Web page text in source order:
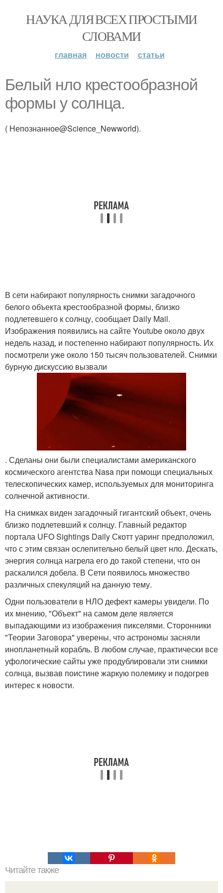
НАУКА ДЛЯ ВСЕХ ПРОСТЫМИ
СЛОВАМИ
главная новости статьи
Белый нло крестообразной
формы у солнца.
( Непознанное@Science_Newworld).
В сети набирают популярность снимки загадочного
белого объекта крестообразной формы, близко
подлетевшего к солнцу, сообщает Daily Mail.
Изображения появились на сайте Youtube около двух
недель назад, и постепенно набирают популярность. Их
посмотрели уже около 150 тысяч пользователей. Снимки
бурную дискуссию вызвали
. Сделаны они были специалистами американского
космического агентства Nasa при помощи специальных
телескопических камер, используемых для мониторинга
солнечной активности.
На снимках виден загадочный гигантский объект, очень
близко подлетевший к солнцу. Главный редактор
портала UFO Sightings Daily Скотт уаринг предположил,
что с этим связан ослепительно белый цвет нло. Дескать,
энергия солнца нагрела его до такой степени, что он
раскалился добела. В Сети появилось множество
различных спекуляций на данную тему.
Одни пользователи в НЛО дефект камеры увидели. По
их мнению, "Объект" на самом деле является
выпадающими из изображения пикселями. Сторонники
"Теории Заговора" уверены, что астрономы засняли
инопланетный корабль. В любом случае, практически все
уфологические сайты уже продублировали эти снимки
солнца, вызвав поистине жаркую полемику и подогрев
интерес к новости.
Читайте также